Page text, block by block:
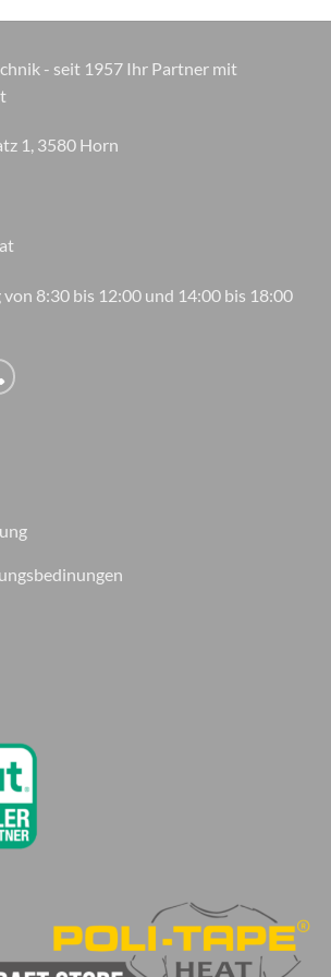
- seit 1957 Ihr Partner mit
1, 3580 Horn
8:30 bis 12:00 und 14:00 bis 18:00